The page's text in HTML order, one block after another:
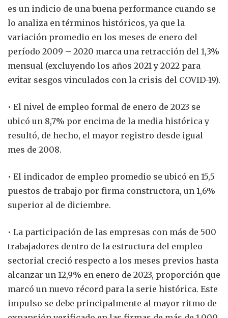
es un indicio de una buena performance cuando se
lo analiza en términos históricos, ya que la
variación promedio en los meses de enero del
período 2009 – 2020 marca una retracción del 1,3%
mensual (excluyendo los años 2021 y 2022 para
evitar sesgos vinculados con la crisis del COVID-19).
• El nivel de empleo formal de enero de 2023 se
ubicó un 8,7% por encima de la media histórica y
resultó, de hecho, el mayor registro desde igual
mes de 2008.
• El indicador de empleo promedio se ubicó en 15,5
puestos de trabajo por firma constructora, un 1,6%
superior al de diciembre.
• La participación de las empresas con más de 500
trabajadores dentro de la estructura del empleo
sectorial creció respecto a los meses previos hasta
alcanzar un 12,9% en enero de 2023, proporción que
marcó un nuevo récord para la serie histórica. Este
impulso se debe principalmente al mayor ritmo de